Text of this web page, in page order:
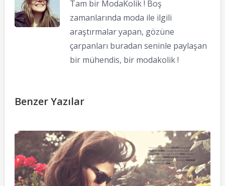
Tam bir ModaKolik ! Boş
zamanlarında moda ile ilgili
araştırmalar yapan, gözüne
çarpanları buradan seninle paylaşan
bir mühendis, bir modakolik !
Benzer Yazılar